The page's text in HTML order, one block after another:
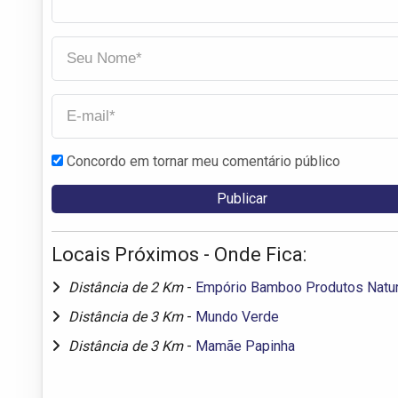
Concordo em tornar meu comentário público
Locais Próximos - Onde Fica:
Distância de 2 Km - Empório Bamboo Produtos
Distância de 3 Km - Mundo Verde
Distância de 3 Km - Mamãe Papinha